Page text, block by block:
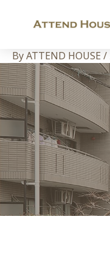
ByATTEND HOUSE/